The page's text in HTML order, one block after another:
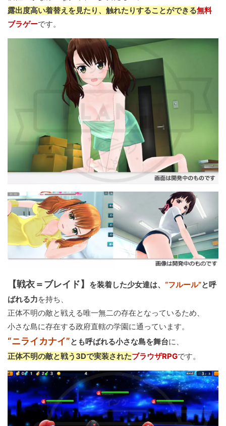
露出度高い着替えを見たり、触れたりすることができる無料
ブラゲーです。
【戦衣＝ブレイド】 を装着した少女達は、 “フルール”と呼
ばれる力を持ち、
正体不明の敵と戦える唯一無二の存在となっているため、
小さな島に存在する政府直轄の学園に通っています。
“ニライカナイ”とも呼ばれる小さな島を舞台に、
正体不明の敵と戦う3Dで実装されたブラウザRPGです。